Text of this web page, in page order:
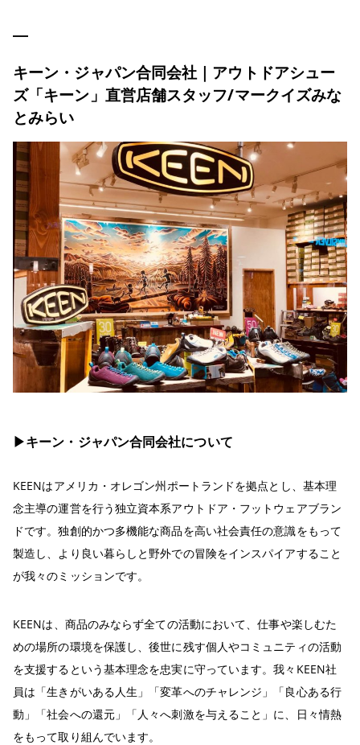
キーン・ジャパン合同会社｜アウトドアシュー
ズ「キーン」直営店舗スタッフ/マークイズみな
とみらい
▶︎キーン・ジャパン合同会社について
KEENはアメリカ・オレゴン州ポートランドを拠点とし、基本理
念主導の運営を行う独立資本系アウトドア・フットウェアブラン
ドです。独創的かつ多機能な商品を高い社会責任の意識をもって
製造し、より良い暮らしと野外での冒険をインスパイアすること
が我々のミッションです。
KEENは、商品のみならず全ての活動において、仕事や楽しむた
めの場所の環境を保護し、後世に残す個人やコミュニティの活動
を支援するという基本理念を忠実に守っています。我々KEEN社
員は「生きがいある人生」「変革へのチャレンジ」「良心ある行
動」「社会への還元」「人々へ刺激を与えること」に、日々情熱
をもって取り組んでいます。